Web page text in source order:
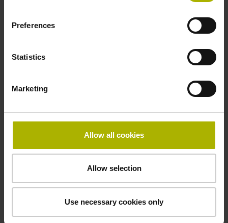
Preferences
Statistics
Marketing
Allow all cookies
Allow selection
Use necessary cookies only
跨系统的5轴加工
TCPM功能可保持刀具在理想方向。3D-
速加工完成高质量的工件，只要需要高质
量的加工结果和高效率的加工，让您保持